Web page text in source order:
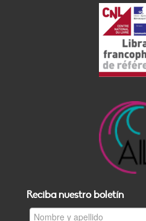
Reciba nuestro boletín